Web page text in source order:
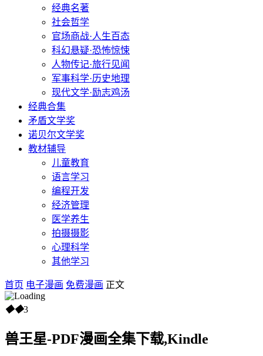
经典名著
社会哲学
官场商战·人生百态
科幻悬疑·恐怖惊悚
人物传记·旅行见闻
军事科学·历史地理
现代文学·励志鸡汤
经典合集
矛盾文学奖
诺贝尔文学奖
教材辅导
儿童教育
语言学习
编程开发
经济管理
医学养生
拍摄摄影
心理科学
其他学习
首页 电子漫画 免费漫画 正文
◆◆3
兽王星-PDF漫画全集下载,Kindle